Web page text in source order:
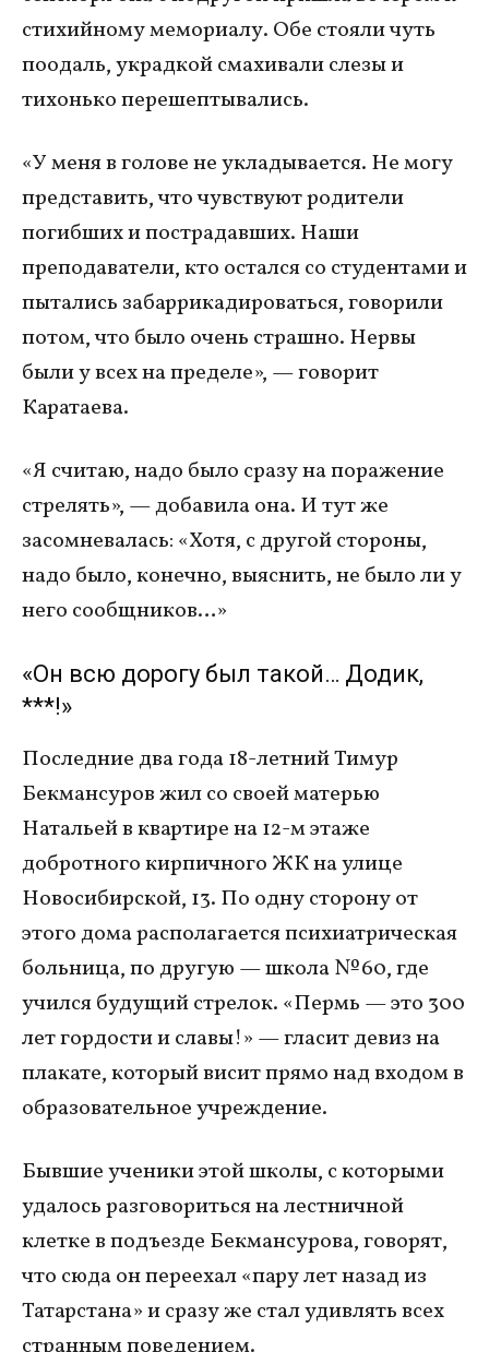
стихийному мемориалу. Обе стояли чуть
поодаль, украдкой смахивали слезы и
тихонько перешептывались.
«У меня в голове не укладывается. Не могу
представить, что чувствуют родители
погибших и пострадавших. Наши
преподаватели, кто остался со студентами и
пытались забаррикадироваться, говорили
потом, что было очень страшно. Нервы
были у всех на пределе», — говорит
Каратаева.
«Я считаю, надо было сразу на поражение
стрелять», — добавила она. И тут же
засомневалась: «Хотя, с другой стороны,
надо было, конечно, выяснить, не было ли у
него сообщников…»
«Он всю дорогу был такой… Додик,
***!»
Последние два года 18-летний Тимур
Бекмансуров жил со своей матерью
Натальей в квартире на 12-м этаже
добротного кирпичного ЖК на улице
Новосибирской, 13. По одну сторону от
этого дома располагается психиатрическая
больница, по другую — школа № 60, где
учился будущий стрелок. «Пермь — это 300
лет гордости и славы!» — гласит девиз на
плакате, который висит прямо над входом в
образовательное учреждение.
Бывшие ученики этой школы, с которыми
удалось разговориться на лестничной
клетке в подъезде Бекмансурова, говорят,
что сюда он переехал «пару лет назад из
Татарстана» и сразу же стал удивлять всех